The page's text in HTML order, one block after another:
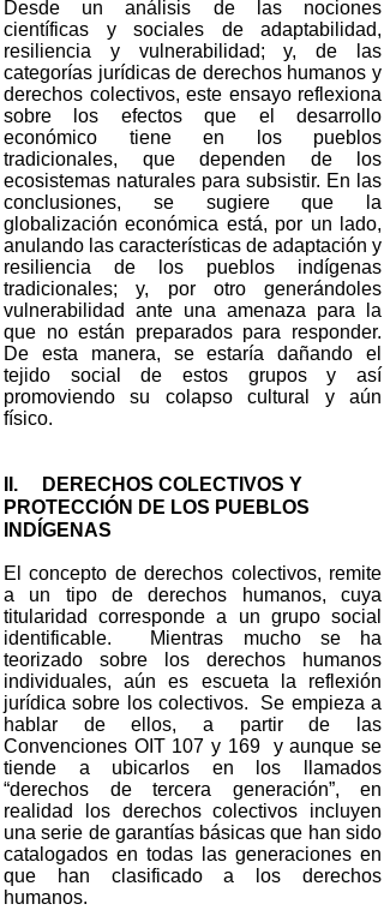
Desde un análisis de las nociones
científicas y sociales de adaptabilidad,
resiliencia y vulnerabilidad; y, de las
categorías jurídicas de derechos humanos y
derechos colectivos, este ensayo reflexiona
sobre los efectos que el desarrollo
económico tiene en los pueblos
tradicionales, que dependen de los
ecosistemas naturales para subsistir. En las
conclusiones, se sugiere que la
globalización económica está, por un lado,
anulando las características de adaptación y
resiliencia de los pueblos indígenas
tradicionales; y, por otro generándoles
vulnerabilidad ante una amenaza para la
que no están preparados para responder.
De esta manera, se estaría dañando el
tejido social de estos grupos y así
promoviendo su colapso cultural y aún
físico.
II.
DERECHOS COLECTIVOS Y
PROTECCIÓN DE LOS PUEBLOS
INDÍGENAS
El concepto de derechos colectivos, remite
a un tipo de derechos humanos, cuya
titularidad corresponde a un grupo social
identificable. Mientras mucho se ha
teorizado sobre los derechos humanos
individuales, aún es escueta la reflexión
jurídica sobre los colectivos. Se empieza a
hablar de ellos, a partir de las
Convenciones OIT 107 y 169 y aunque se
tiende a ubicarlos en los llamados
“derechos de tercera generación”, en
realidad los derechos colectivos incluyen
una serie de garantías básicas que han sido
catalogados en todas las generaciones en
que han clasificado a los derechos
humanos.